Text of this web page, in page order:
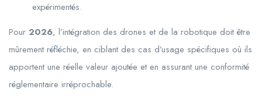
expérimentés.
Pour 2026, l’intégration des drones et de la robotique doit être
mûrement réfléchie, en ciblant des cas d’usage spécifiques où ils
apportent une réelle valeur ajoutée et en assurant une conformité
réglementaire irréprochable.